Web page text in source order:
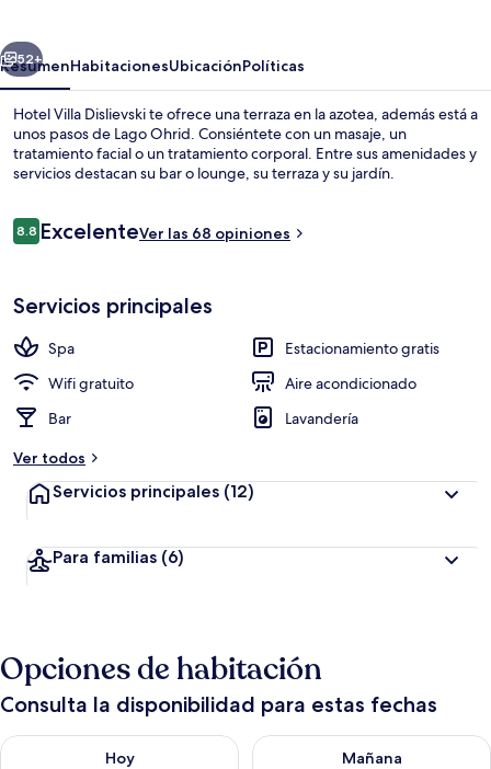
Siguiente
52+
ResumenHabitacionesUbicaciónPolíticas
Hotel Villa Dislievski te ofrece una terraza en la azotea, además está a
unos pasos de Lago Ohrid. Consiéntete con un masaje, un
tratamiento facial o un tratamiento corporal. Entre sus amenidades y
servicios destacan su bar o lounge, su terraza y su jardín.
Opiniones
8.88.8 de 10,
ExcelenteVer las 68 opiniones
Servicios principales
Spa
Estacionamiento gratis
Wifi gratuito
Aire acondicionado
Bar
Lavandería
Ver todos
Servicios principales (12)
Para familias (6)
Opciones de habitación
Consulta la disponibilidad para estas fechas
Hoy
Consulta la disponibilidad para hoy ago 6 - ago 7
Mañana
Consulta la disponibilidad